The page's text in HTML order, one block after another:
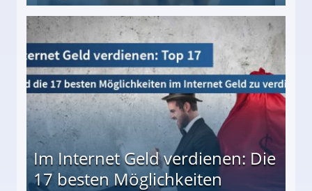
besten Möglichkeiten
Im Internet Geld verdienen: Die
17 besten Möglichkeiten